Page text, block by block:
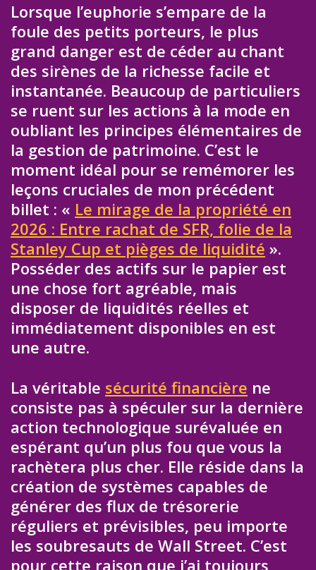
Lorsque l’euphorie s’empare de la
foule des petits porteurs, le plus
grand danger est de céder au chant
des sirènes de la richesse facile et
instantanée. Beaucoup de particuliers
se ruent sur les actions à la mode en
oubliant les principes élémentaires de
la gestion de patrimoine. C’est le
moment idéal pour se remémorer les
leçons cruciales de mon précédent
billet : « Le mirage de la propriété en
2026 : Entre rachat de SFR, folie de la
Stanley Cup et pièges de liquidité ».
Posséder des actifs sur le papier est
une chose fort agréable, mais
disposer de liquidités réelles et
immédiatement disponibles en est
une autre.
La véritable sécurité financière ne
consiste pas à spéculer sur la dernière
action technologique surévaluée en
espérant qu’un plus fou que vous la
rachètera plus cher. Elle réside dans la
création de systèmes capables de
générer des flux de trésorerie
réguliers et prévisibles, peu importe
les soubresauts de Wall Street. C’est
pour cette raison que j’ai toujours